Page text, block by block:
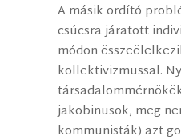
A másik ordító
csúcsra járatott
módon
kollektivizmussal.
jakobinusok, meg
kommunisták) azt